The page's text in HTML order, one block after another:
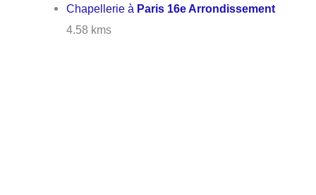
Chapellerie à Paris 16e Arrondissement
4.58 kms